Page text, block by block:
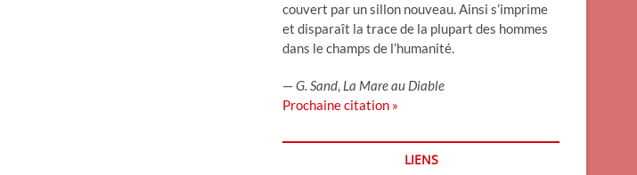
couvert par un sillon nouveau. Ainsi s’imprime
et disparaît la trace de la plupart des hommes
dans le champs de l’humanité.
—G. Sand, La Mare au Diable
Prochaine citation »
LIENS